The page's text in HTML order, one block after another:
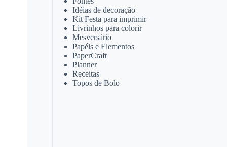
Idéias de decoração
Kit Festa para imprimir
Livrinhos para colorir
Mesversário
Papéis e Elementos
PaperCraft
Planner
Receitas
Topos de Bolo